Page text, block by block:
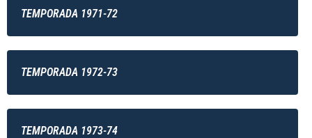
TEMPORADA 1971-72
TEMPORADA 1972-73
TEMPORADA 1973-74